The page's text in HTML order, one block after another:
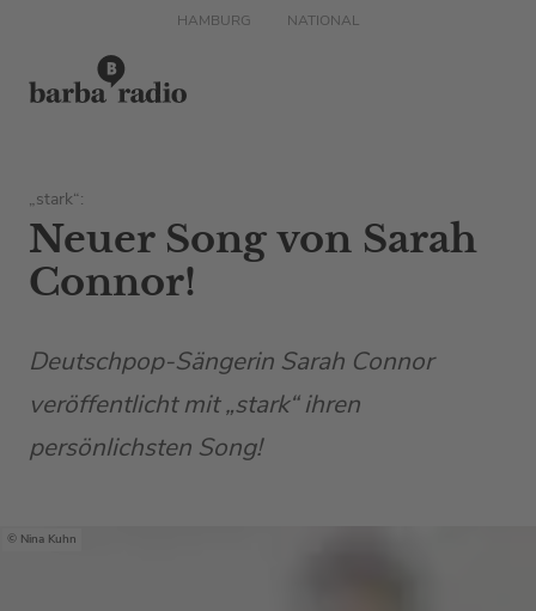
HAMBURG NATIONAL
„stark“:
Neuer Song von Sarah
Connor!
Deutschpop-Sängerin Sarah Connor
veröffentlicht mit „stark“ ihren
persönlichsten Song!
Nina Kuhn